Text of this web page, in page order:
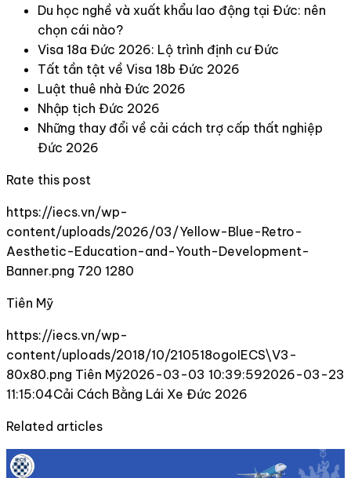
Du học nghề và xuất khẩu lao động tại Đức: nên
chọn cái nào?
Visa 18a Đức 2026: Lộ trình định cư Đức
Tất tần tật về Visa 18b Đức 2026
Luật thuê nhà Đức 2026
Nhập tịch Đức 2026
Những thay đổi về cải cách trợ cấp thất nghiệp
Đức 2026
Rate this post
https://iecs.vn/wp-
content/uploads/2026/03/Yellow-Blue-Retro-
Aesthetic-Education-and-Youth-Development-
Banner.png 720 1280
Tiên Mỹ
https://iecs.vn/wp-
content/uploads/2018/10/210518ogoIECS\V3-
80x80.png Tiên Mỹ2026-03-03 10:39:592026-03-23
11:15:04Cải Cách Bằng Lái Xe Đức 2026
Related articles